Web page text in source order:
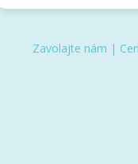
Zavolajte nám |